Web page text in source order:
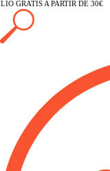
GRATIS A PARTIR DE 30€